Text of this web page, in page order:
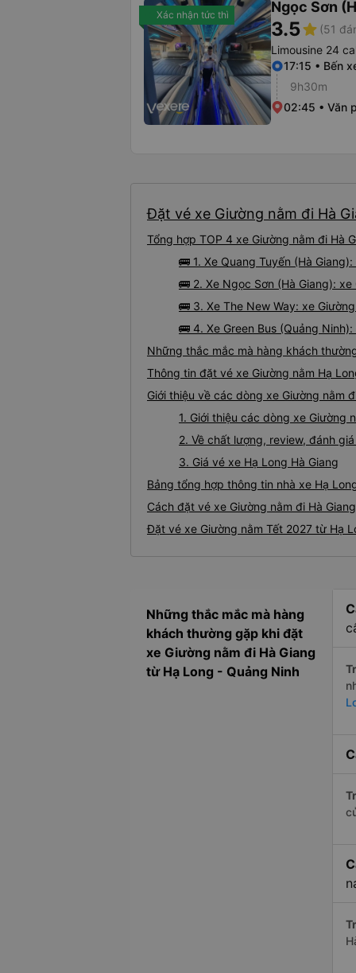
Xác nhận tức thì Ngọc Sơn
3.5star (51
Limousine 24
17:15 • Bến
9h30m
02:45 • Văn
Đặt vé xe Giường nằm đi Hà
Tổng hợp TOP 4 xe Giường nằm đi Hà
🚌 1. Xe Quang Tuyến (Hà
🚌 2. Xe Ngọc Sơn (Hà Giang):
🚌 3. Xe The New Way: xe
🚌 4. Xe Green Bus (Quảng
Những thắc mắc mà hàng khách
Thông tin đặt vé xe Giường nằm Hạ
Giới thiệu về các dòng xe Giường nằm
1. Giới thiệu các dòng xe Giường
2. Về chất lượng, review, đánh
3. Giá vé xe Hạ Long Hà Giang
Bảng tổng hợp thông tin nhà xe Hạ
Cách đặt vé xe Giường nằm đi Hà
Đặt vé xe Giường nằm Tết 2027 từ Hạ
Những thắc mắc mà hàng
khách thường gặp khi đặt
xe Giường nằm đi Hà Giang
từ Hạ Long - Quảng Ninh